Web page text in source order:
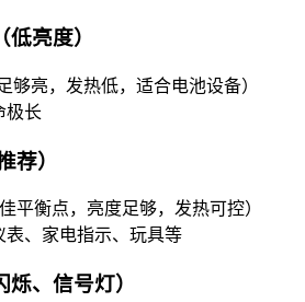
亮度）
足够亮，发热低，适合电池设备）
极长
荐）
佳平衡点，亮度足够，发热可控）
表、家电指示、玩具等
、信号灯）